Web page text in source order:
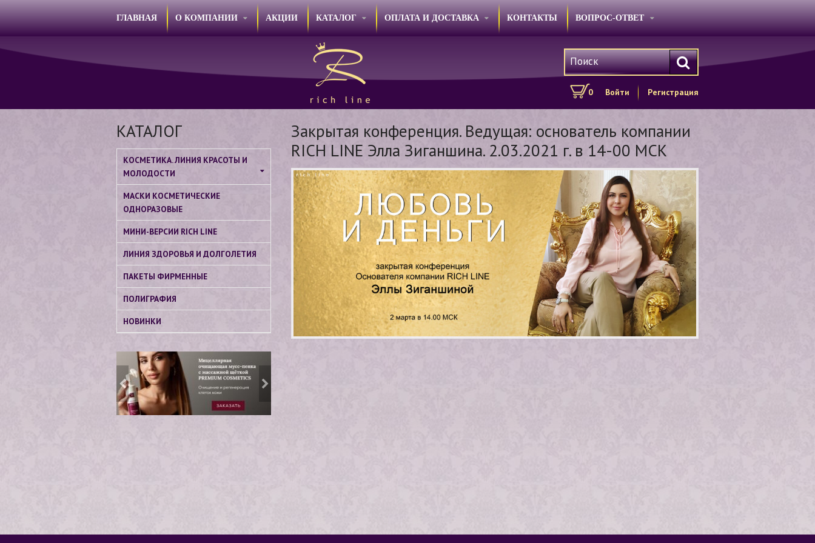
ГЛАВНАЯ О КОМПАНИИ АКЦИИ КАТАЛОГ ОПЛАТА И ДОСТАВКА КОНТАКТЫ ВОПРОС-ОТВЕТ
0 Войти Регистрация
Закрытая конференция. Ведущая: основатель компании
RICH LINE Элла Зиганшина. 2.03.2021 г. в 14-00 МСК
КАТАЛОГ
КОСМЕТИКА. ЛИНИЯ КРАСОТЫ И
МОЛОДОСТИ
МАСКИ КОСМЕТИЧЕСКИЕ
ОДНОРАЗОВЫЕ
МИНИ-ВЕРСИИ RICH LINE
ЛИНИЯ ЗДОРОВЬЯ И ДОЛГОЛЕТИЯ
ПАКЕТЫ ФИРМЕННЫЕ
ПОЛИГРАФИЯ
НОВИНКИ